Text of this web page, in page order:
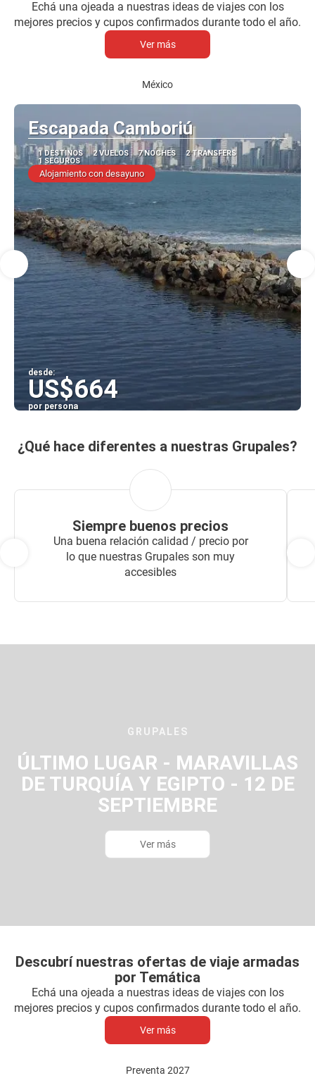
Echá una ojeada a nuestras ideas de viajes con los
mejores precios y cupos confirmados durante todo el año.
Ver más
México
Escapada Camboriú
1 DESTINOS 2 VUELOS 7 NOCHES
2 TRANSFERS
1 SEGUROS
Alojamiento con desayuno
desde:
US$664
por persona
¿Qué hace diferentes a nuestras Grupales?
Siempre buenos precios
Una buena relación calidad / precio por
lo que nuestras Grupales son muy
accesibles
GRUPALES
ÚLTIMO LUGAR - MARAVILLAS
DE TURQUÍA Y EGIPTO - 12 DE
SEPTIEMBRE
Ver más
Descubrí nuestras ofertas de viaje armadas
por Temática
Echá una ojeada a nuestras ideas de viajes con los
mejores precios y cupos confirmados durante todo el año.
Ver más
Preventa 2027